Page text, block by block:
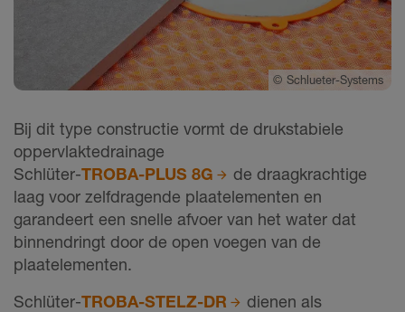
© Schlueter-Systems
Bij dit type constructie vormt de drukstabiele
oppervlaktedrainage
Schlüter-TROBA-PLUS 8G
de draagkrachtige
laag voor zelfdragende plaatelementen en
garandeert een snelle afvoer van het water dat
binnendringt door de open voegen van de
plaatelementen.
Schlüter-TROBA-STELZ-DR
dienen als